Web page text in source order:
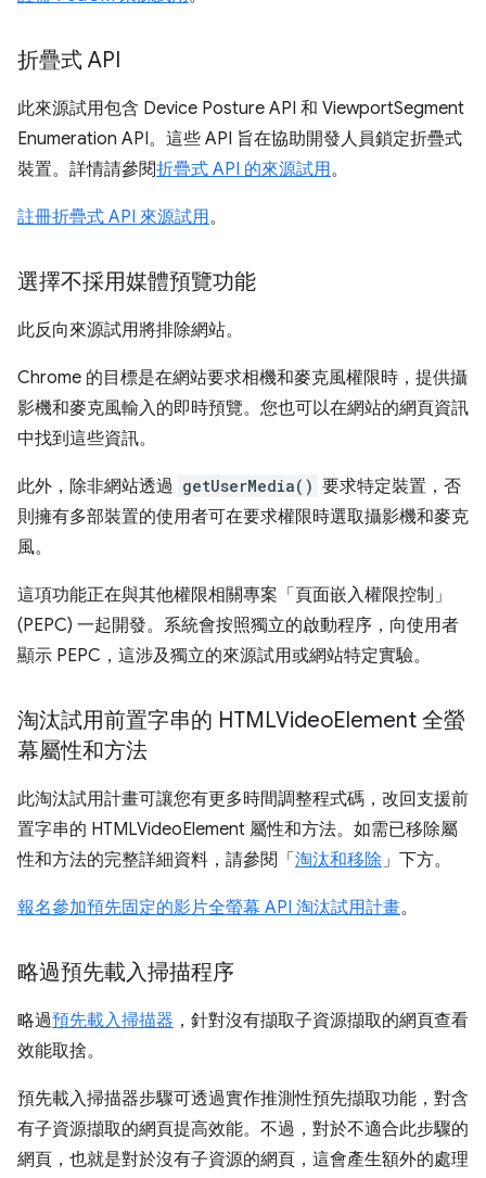
折疊式 API
此來源試用包含 Device Posture API 和 ViewportSegment
Enumeration API。這些 API 旨在協助開發人員鎖定折疊式
裝置。詳情請參閱折疊式 API 的來源試用。
註冊折疊式 API 來源試用。
選擇不採用媒體預覽功能
此反向來源試用將排除網站。
Chrome 的目標是在網站要求相機和麥克風權限時，提供攝
影機和麥克風輸入的即時預覽。您也可以在網站的網頁資訊
中找到這些資訊。
此外，除非網站透過 getUserMedia() 要求特定裝置，否
則擁有多部裝置的使用者可在要求權限時選取攝影機和麥克
風。
這項功能正在與其他權限相關專案「頁面嵌入權限控制」
(PEPC) 一起開發。系統會按照獨立的啟動程序，向使用者
顯示 PEPC，這涉及獨立的來源試用或網站特定實驗。
淘汰試用前置字串的 HTMLVideoElement 全螢
幕屬性和方法
此淘汰試用計畫可讓您有更多時間調整程式碼，改回支援前
置字串的 HTMLVideoElement 屬性和方法。如需已移除屬
性和方法的完整詳細資料，請參閱「 淘汰和移除」下方。
報名參加預先固定的影片全螢幕 API 淘汰試用計畫。
略過預先載入掃描程序
略過預先載入掃描器 ，針對沒有擷取子資源擷取的網頁查看
效能取捨。
預先載入掃描器步驟可透過實作推測性預先擷取功能，對含
有子資源擷取的網頁提高效能。不過，對於不適合此步驟的
網頁，也就是對於沒有子資源的網頁，這會產生額外的處理